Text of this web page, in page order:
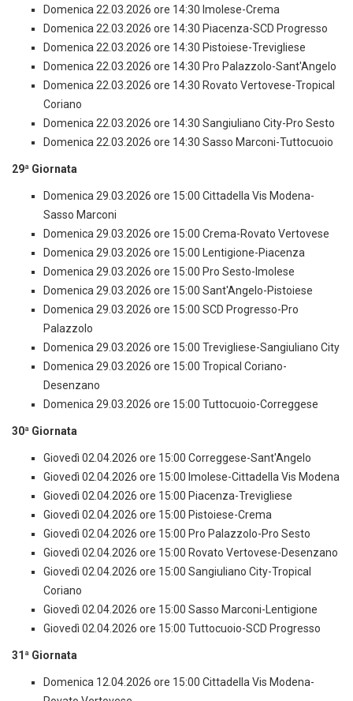
Domenica 22.03.2026 ore 14:30 Imolese-Crema
Domenica 22.03.2026 ore 14:30 Piacenza-SCD Progresso
Domenica 22.03.2026 ore 14:30 Pistoiese-Trevigliese
Domenica 22.03.2026 ore 14:30 Pro Palazzolo-Sant'Angelo
Domenica 22.03.2026 ore 14:30 Rovato Vertovese-Tropical
Coriano
Domenica 22.03.2026 ore 14:30 Sangiuliano City-Pro Sesto
Domenica 22.03.2026 ore 14:30 Sasso Marconi-Tuttocuoio
29ª Giornata
Domenica 29.03.2026 ore 15:00 Cittadella Vis Modena-
Sasso Marconi
Domenica 29.03.2026 ore 15:00 Crema-Rovato Vertovese
Domenica 29.03.2026 ore 15:00 Lentigione-Piacenza
Domenica 29.03.2026 ore 15:00 Pro Sesto-Imolese
Domenica 29.03.2026 ore 15:00 Sant'Angelo-Pistoiese
Domenica 29.03.2026 ore 15:00 SCD Progresso-Pro
Palazzolo
Domenica 29.03.2026 ore 15:00 Trevigliese-Sangiuliano City
Domenica 29.03.2026 ore 15:00 Tropical Coriano-
Desenzano
Domenica 29.03.2026 ore 15:00 Tuttocuoio-Correggese
30ª Giornata
Giovedì 02.04.2026 ore 15:00 Correggese-Sant'Angelo
Giovedì 02.04.2026 ore 15:00 Imolese-Cittadella Vis Modena
Giovedì 02.04.2026 ore 15:00 Piacenza-Trevigliese
Giovedì 02.04.2026 ore 15:00 Pistoiese-Crema
Giovedì 02.04.2026 ore 15:00 Pro Palazzolo-Pro Sesto
Giovedì 02.04.2026 ore 15:00 Rovato Vertovese-Desenzano
Giovedì 02.04.2026 ore 15:00 Sangiuliano City-Tropical
Coriano
Giovedì 02.04.2026 ore 15:00 Sasso Marconi-Lentigione
Giovedì 02.04.2026 ore 15:00 Tuttocuoio-SCD Progresso
31ª Giornata
Domenica 12.04.2026 ore 15:00 Cittadella Vis Modena-